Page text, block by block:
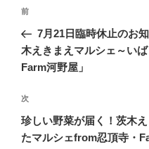
投
ナ
ビ
ー
シ
ョ
前
の
投
稿
前
7月21日臨時休止のお
木えきまえマルシェ～い
Farm河野屋」
次
の
投
次
珍しい野菜が届く！茨木
たマルシェfrom忍頂寺・